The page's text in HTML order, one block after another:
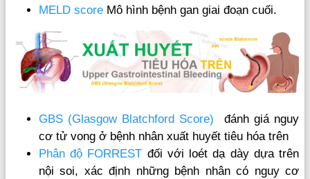
MELD score Mô hình bệnh gan giai đoạn cuối.
GBS (Glasgow Blatchford Score) đánh giá nguy
cơ tử vong ở bệnh nhân xuất huyết tiêu hóa trên
Phân độ FORREST đối với loét dạ dày dựa trên
nội soi, xác định những bệnh nhân có nguy cơ